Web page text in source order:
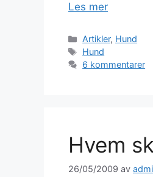
Les mer
Kategorier
Artikler, Hund
Stikkord
Hund
6 kommentarer
Hvem
26/05/2009 av